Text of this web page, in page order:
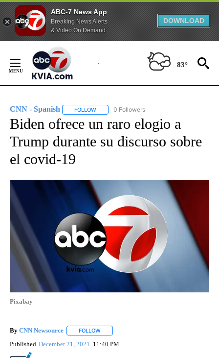
ABC-7 News App
Breaking News Alerts
& Video On Demand
DOWNLOAD
Content
83°
CNN - Spanish FOLLOW FOLLOW "CNN - SPANISH" TO RECEIVE
0 Followers
Biden ofrece un raro elogio a
Trump durante su discurso sobre
el covid-19
Pixabay
By CNN Newsource FOLLOW
Published December 21, 2021 11:40 PM